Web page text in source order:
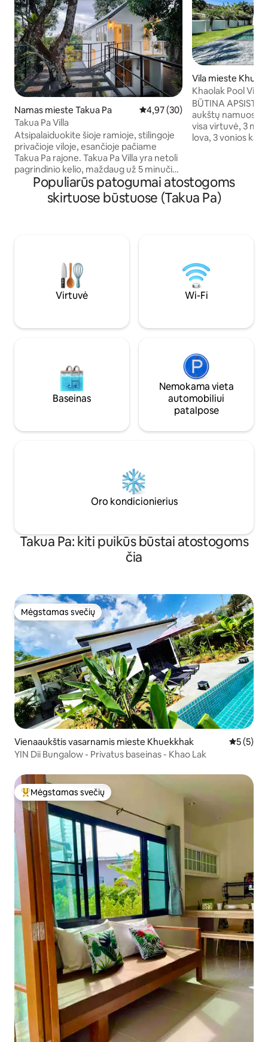
Namas mieste Takua Pa Vidutinis įvertinimas: 4,97 iš 5,
4,97 (30)
Takua Pa Villa
Atsipalaiduokite šioje ramioje, stilingoje
privačioje viloje, esančioje pačiame
Takua Pa rajone. Takua Pa Villa yra netoli
pagrindinio kelio, maždaug už 5 minučių
kelio į vakarus nuo Takua Pa ligoninės ir
labai arti Bangmuang paplūdimio, Khao
Lak paplūdimio ir Khao Sok nacionalinio
taip, kaip buvo numatyta (ne iš tų
didžiųjų Airbnb įmonių) P.S. Būtinai
peržiūrėkite namų taisykles.
Vila mieste
Khaolak Pool Villa
BŪTINA
aukštų namuose,
visa virtuvė, 3
lova, 3 vonios
m pločio baseinu/
su 10 saulės
tinkančiu šeimos
Populiarūs patogumai atostogoms
skirtuose būstuose (Takua Pa)
Virtuvė Wi-Fi
Baseinas
Nemokama vieta
automobiliui
patalpose
Oro kondicionierius
Takua Pa: kiti puikūs būstai atostogoms
čia
Mėgstamas svečių
Mėgstamas svečių
Vienaaukštis vasarnamis mieste Khuekkhak Vidutinis
5 (5)
YIN Dii Bungalow - Privatus baseinas - Khao Lak
Svečių mėgstamiausias
Mėgstamas svečių